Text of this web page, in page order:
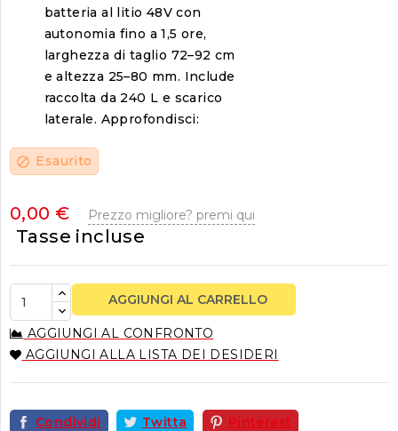
batteria al litio 48V con
autonomia fino a 1,5 ore,
larghezza di taglio 72–92 cm
e altezza 25–80 mm. Include
raccolta da 240 L e scarico
laterale. Approfondisci:
block Esaurito
0,00 € Prezzo migliore? premi qui
Tasse incluse
AGGIUNGI AL CARRELLO
AGGIUNGI AL CONFRONTO
AGGIUNGI ALLA LISTA DEI DESIDERI
Condividi Twitta Pinterest